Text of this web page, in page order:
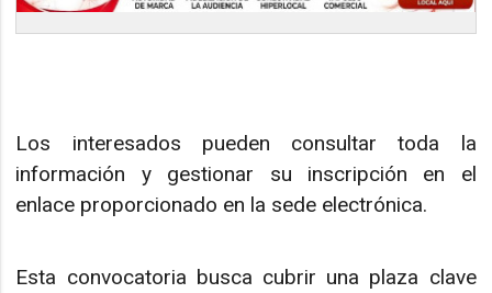
Los interesados pueden consultar toda la
información y gestionar su inscripción en el
enlace proporcionado en la sede electrónica.
Esta convocatoria busca cubrir una plaza clave